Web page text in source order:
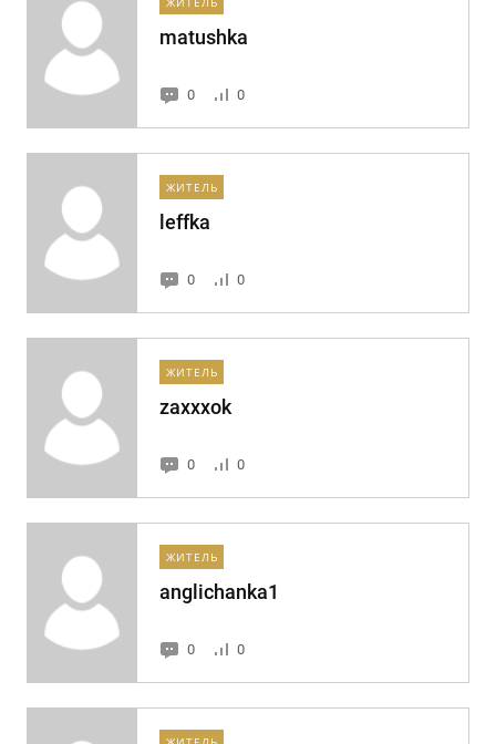
matushka
0 0
ЖИТЕЛЬ
leffka
0 0
ЖИТЕЛЬ
zaxxxok
0 0
ЖИТЕЛЬ
anglichanka1
0 0